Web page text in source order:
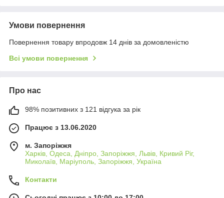
Умови повернення
Повернення товару впродовж 14 днів за домовленістю
Всі умови повернення
Про нас
98% позитивних з 121 відгука за рік
Працює з 13.06.2020
м. Запоріжжя
Харків, Одеса, Дніпро, Запоріжжя, Львів, Кривий Ріг,
Миколаїв, Маріуполь, Запоріжжя, Україна
Контакти